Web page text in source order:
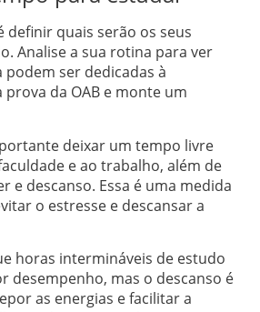
definir quais serão os seus
Analise a sua rotina para ver
ser dedicadas à
da OAB e monte um
deixar um tempo livre
e ao trabalho, além de
e descanso. Essa é uma medida
o estresse e descansar a
horas intermináveis de estudo
desempenho, mas o descanso é
as energias e facilitar a